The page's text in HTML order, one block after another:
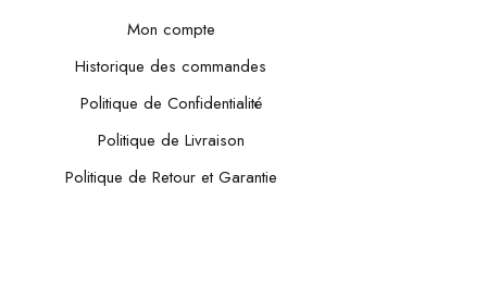
Mon compte
Historique des commandes
Politique de Confidentialité
Politique de Livraison
Politique de Retour et Garantie